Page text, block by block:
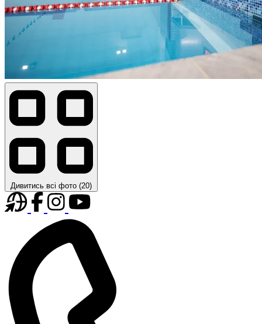
Дивитись всі фото (20)